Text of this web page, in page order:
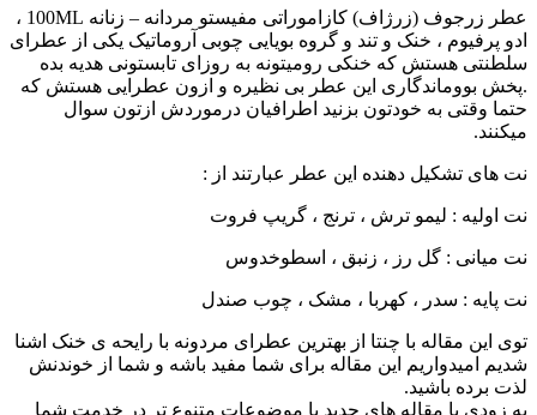
عطر زرجوف (زرژاف) کازاموراتی مفیستو مردانه – زنانه 100ML ،
ادو پرفیوم ، خنک و‌ تند و گروه بویایی چوبی آروماتیک یکی از عطرای
سلطنتی هستش که خنکی رو‌میتونه به روزای تابستونی هدیه بده
.پخش بو‌و‌ماندگاری این عطر بی نظیره و ازون عطرایی هستش که
حتما وقتی به خودتون بزنید اطرافیان درموردش ازتون سوال
میکنند.
نت های تشکیل دهنده این عطر عبارتند از :
نت اولیه : لیمو ترش ، ترنج ، گریپ فروت
نت میانی : گل رز ، زنبق ، اسطوخدوس
نت پایه : سدر ، کهربا ، مشک ، چوب صندل
توی این مقاله با چنتا از بهترین عطرای مردونه با رایحه ی خنک اشنا
شدیم امیدواریم این مقاله برای شما مفید باشه و ‌شما از خوندنش
لذت برده باشید.
به زودی با مقاله های جدید با موضوعات متنوع تر در خدمت شما